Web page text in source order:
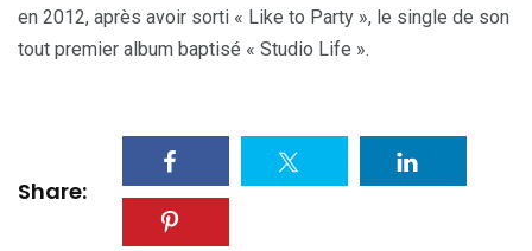
en 2012, après avoir sorti « Like to Party », le single de son
tout premier album baptisé « Studio Life ».
Share: